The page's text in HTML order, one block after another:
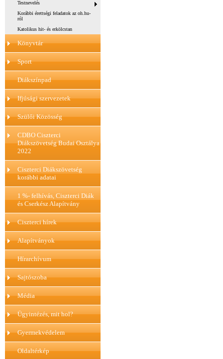
Testnevelés
Korábbi érettségi feladatok az oh.hu-
ról
Katolikus hit- és erkölcstan
Könyvtár
Sport
Diákszínpad
Ifjúsági szervezetek
Szülői Közösség
CDBO Ciszterci
Diákszövetség Budai Osztálya
2022
Ciszterci Diákszövetség
korábbi adatai
1 %- felhívás, Ciszterci Diák
és Cserkész Alapítvány
Ciszterci hírek
Alapítványok
Hírarchívum
Sajtószoba
Média
Ügyintézés, mit hol?
Gyermekvédelem
Oldaltérkép